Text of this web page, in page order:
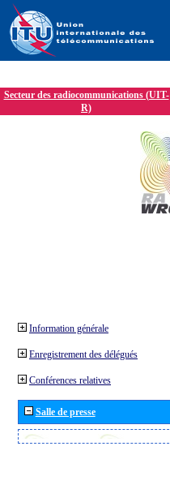
Secteur des radiocommunications (UIT-
R)
Information générale
Enregistrement des délégués
Conférences relatives
Salle de presse